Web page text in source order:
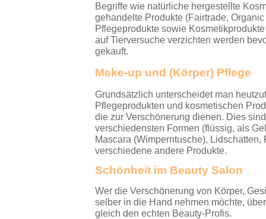
Begriffe wie natürliche hergestellte
gehandelte Produkte (Fairtrade,
Pflegeprodukte sowie
auf Tierversuche verzichten werden
gekauft.
Make-up und (Körper) Pflege
Grundsätzlich unterscheidet man
Pflegeprodukten und kosmetischen
die zur Verschönerung dienen. Dies
verschiedensten Formen (flüssig, als
Mascara (Wimperntusche), Lidschatten,
verschiedene andere Produkte.
Schönheit im Beauty Salon
Wer die Verschönerung von Körper,
selber in die Hand nehmen möchte,
gleich den echten Beauty-Profis.